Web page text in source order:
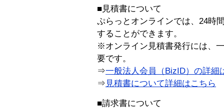
■見積書について
ぷらっとオンラインでは、24時
することができます。
※オンライン見積書発行には、
要です。
⇒一般法人会員（BizID）の詳細
⇒ 見積書について詳細はこちら
■請求書について